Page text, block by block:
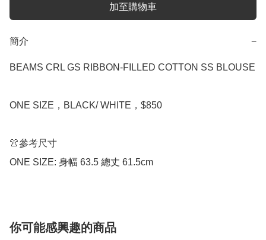
加至購物車
簡介 −
BEAMS CRL GS RIBBON-FILLED COTTON SS BLOUSE
ONE SIZE，BLACK/ WHITE，$850
👚參考尺寸
ONE SIZE: 身幅 63.5 總丈 61.5cm
你可能感興趣的商品